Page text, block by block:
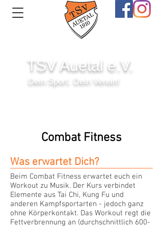
TSV Auetal e.V.
Dein Sport. Dein Verein!
Combat Fitness
Was erwartet Dich?
Beim Combat Fitness erwartet euch ein
Workout zu Musik. Der Kurs verbindet
Elemente aus Tai Chi, Kung Fu und
anderen Kampfsportarten - jedoch ganz
ohne Körperkontakt. Das Workout regt die
Fettverbrennung an (durchschnittlich 600-